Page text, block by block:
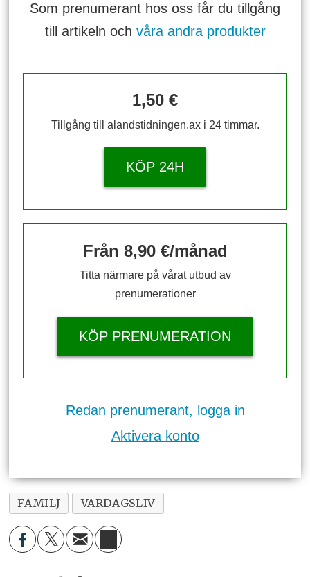
Som prenumerant hos oss får du tillgång
till artikeln och våra andra produkter
1,50 €
Tillgång till alandstidningen.ax i 24 timmar.
KÖP 24H
Från 8,90 €/månad
Titta närmare på vårat utbud av
prenumerationer
KÖP PRENUMERATION
Redan prenumerant, logga in
Aktivera konto
FAMILJ VARDAGSLIV